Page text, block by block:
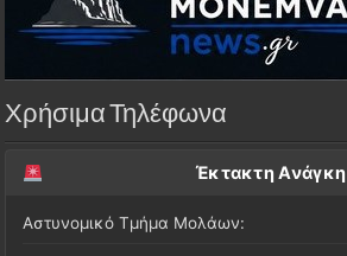
Χρήσιμα Τηλέφωνα
Έκτακτη Ανάγκη
Αστυνομικό Τμήμα Μολάων: